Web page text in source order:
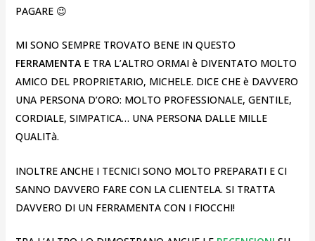
PAGARE 😉
MI SONO SEMPRE TROVATO BENE IN QUESTO
FERRAMENTA E TRA L’ALTRO ORMAI è DIVENTATO MOLTO
AMICO DEL PROPRIETARIO, MICHELE. DICE CHE è DAVVERO
UNA PERSONA D’ORO: MOLTO PROFESSIONALE, GENTILE,
CORDIALE, SIMPATICA… UNA PERSONA DALLE MILLE
QUALITà.
INOLTRE ANCHE I TECNICI SONO MOLTO PREPARATI E CI
SANNO DAVVERO FARE CON LA CLIENTELA. SI TRATTA
DAVVERO DI UN FERRAMENTA CON I FIOCCHI!